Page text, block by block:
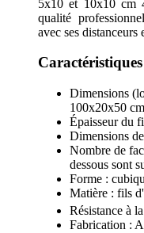
5x10 et 10x10 cm
qualité
avec ses distanceurs
Caractéristiques
Dimensions
100x20x50 cm
Épaisseur du
Dimensions
Nombre de
dessous sont
Forme :
Matière : fils
Résistance à
Fabrication :